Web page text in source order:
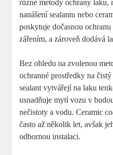
různé metody ochrany laku,
nanášení sealantu nebo
poskytuje dočasnou
zářením, a zároveň dodává
Bez ohledu na zvolenou
ochranné prostředky na
sealant vytvářejí na laku
usnadňuje mytí vozu v
nečistoty a vodu. Ceramic
často až několik let, avšak
odbornou instalaci.